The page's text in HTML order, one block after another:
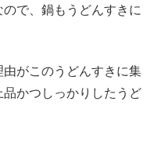
で、鍋もうどんすきに
がこのうどんすきに集
かつしっかりしたうど